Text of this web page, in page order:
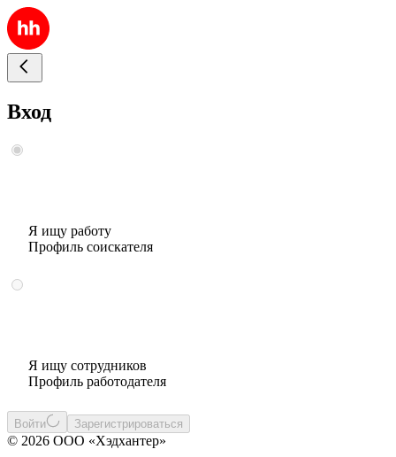
Вход
Я ищу работу
Профиль соискателя
Я ищу сотрудников
Профиль работодателя
Войти Зарегистрироваться
© 2026 ООО «Хэдхантер»